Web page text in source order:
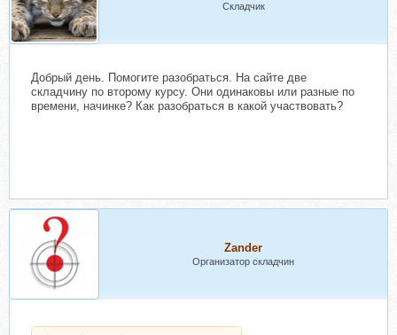
Складчик
Добрый день. Помогите разобраться. На сайте две
складчину по второму курсу. Они одинаковы или разные по
времени, начинке? Как разобраться в какой участвовать?
Zander
Организатор складчин